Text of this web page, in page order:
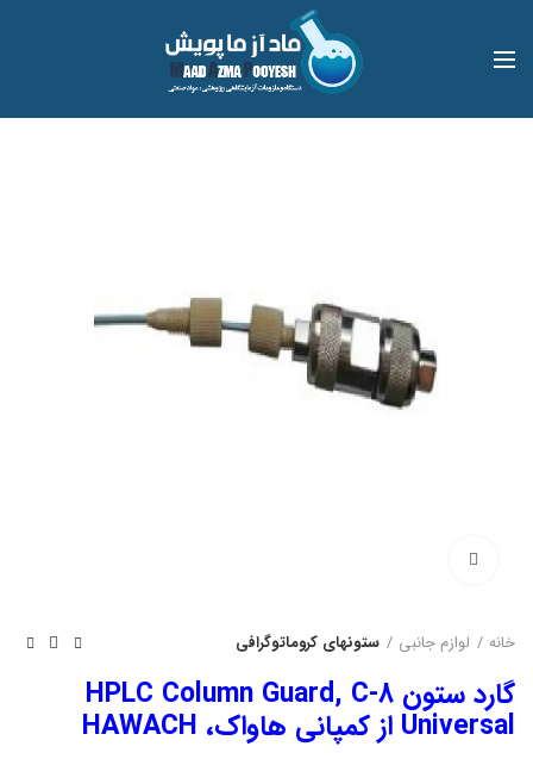
خانه لوازم جانبی ستونهای کروماتوگرافی
گارد ستون HPLC Column Guard, C-8
Universal از کمپانی هاواک، HAWACH